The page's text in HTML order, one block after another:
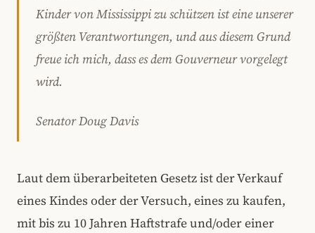
Kinder von Mississippi zu schützen ist eine unserer
größten Verantwortungen, und aus diesem Grund
freue ich mich, dass es dem Gouverneur vorgelegt
wird.
Senator Doug Davis
Laut dem überarbeiteten Gesetz ist der Verkauf
eines Kindes oder der Versuch, eines zu kaufen,
mit bis zu 10 Jahren Haftstrafe und/oder einer